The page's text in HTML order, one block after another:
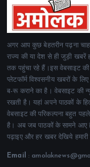
अगर आप कुछ बेहतरीन पढ़ना
राज्य की या देश से ही जुड़ी खबरें
तक पहुंचा रहे हैं।इस वेबसाइट
प्लेटफॉर्म विश्वसनीय खबरों के
ब-रू कराने का है। वेबसाइट की
रखती है। यहां अपने पाठकों के
वेबसाइट की परिकल्पना बहुत
है। अब जब पाठकों के सामने आए
पढ़ाइए और हर खबर देखिये
Email :